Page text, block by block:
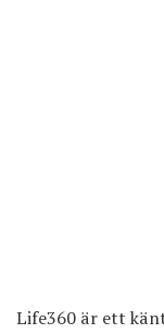
Life360 är ett